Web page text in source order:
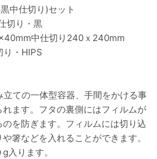
中仕切り)セット
切り・黒
中仕切り240ｘ240mm
・HIPS
ての一体型容器、手間をかける事
ます。フタの裏側にはフィルムが
を防ぎます。フィルムには切り込
箸などを入れることができます。
入ります。